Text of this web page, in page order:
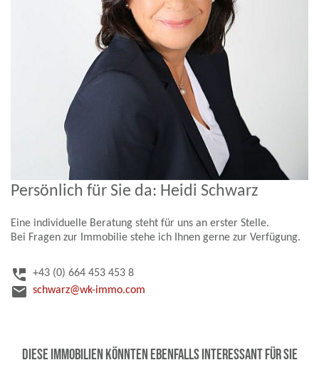
Persönlich für Sie da: Heidi Schwarz
Eine individuelle Beratung steht für uns an erster Stelle.
Bei Fragen zur Immobilie stehe ich Ihnen gerne zur Verfügung.
perm_phone_msg +43 (0) 664 453 453 8
email schwarz@wk-immo.com
Diese Immobilien könnten ebenfalls interessant für Sie